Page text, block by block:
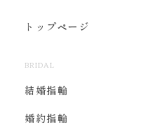
トップページ
BRIDAL
結婚指輪
婚約指輪